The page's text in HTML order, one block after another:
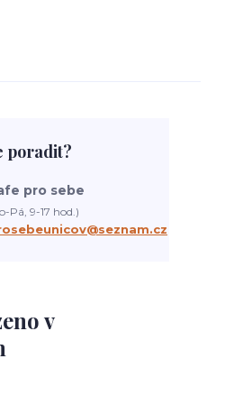
v
poradit?
pro sebe
Pá, 9-17 hod.)